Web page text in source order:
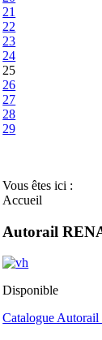
21
22
23
24
25
26
27
28
29
Vous êtes ici :
Accueil
Autorail
Disponible
Catalogue